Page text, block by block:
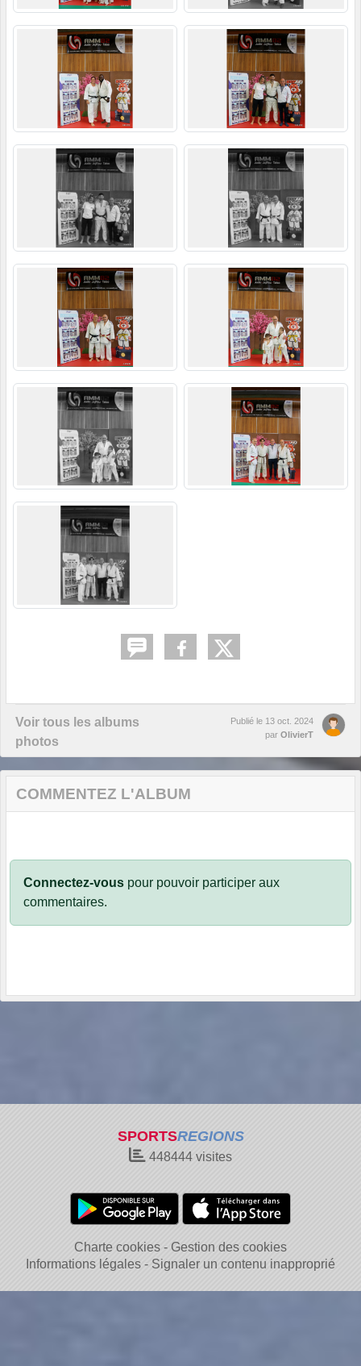
Voir tous les albums
photos
Publié le 13 oct. 2024
par OlivierT
COMMENTEZ L'ALBUM
Connectez-vous pour pouvoir participer aux
commentaires.
SPORTSREGIONS
448444 visites
Charte cookies
Gestion des cookies
Informations légales
Signaler un contenu inapproprié